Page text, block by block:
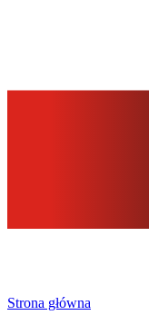
Strona główna